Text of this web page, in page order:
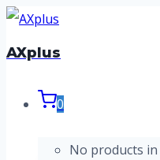
Перейти
к
AXplus
0
No products